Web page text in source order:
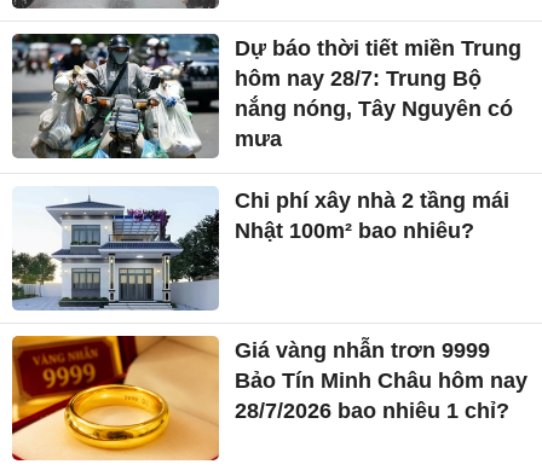
Dự báo thời tiết miền Trung
hôm nay 28/7: Trung Bộ
nắng nóng, Tây Nguyên có
mưa
Chi phí xây nhà 2 tầng mái
Nhật 100m² bao nhiêu?
Giá vàng nhẫn trơn 9999
Bảo Tín Minh Châu hôm nay
28/7/2026 bao nhiêu 1 chỉ?